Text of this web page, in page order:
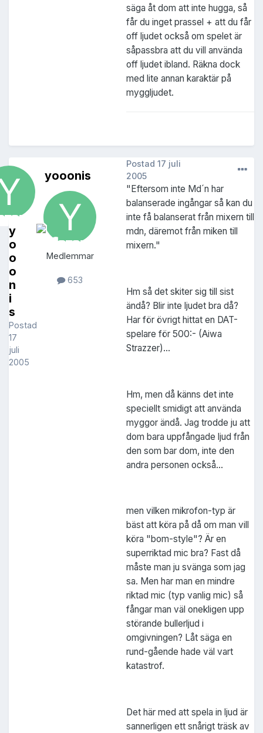
säga åt dom att inte hugga, så
får du inget prassel + att du får
off ljudet också om spelet är
såpassbra att du vill använda
off ljudet ibland. Räkna dock
med lite annan karaktär på
myggljudet.
y
o
o
o
n
i
s
Postad
17
juli
2005
yooonis
Medlemmar
653
Postad 17 juli
2005
"Eftersom inte Md´n har
balanserade ingångar så kan du
inte få balanserat från mixern till
mdn, däremot från miken till
mixern."
Hm så det skiter sig till sist
ändå? Blir inte ljudet bra då?
Har för övrigt hittat en DAT-
spelare för 500:- (Aiwa
Strazzer)...
Hm, men då känns det inte
speciellt smidigt att använda
myggor ändå. Jag trodde ju att
dom bara uppfångade ljud från
den som bar dom, inte den
andra personen också...
men vilken mikrofon-typ är
bäst att köra på då om man vill
köra "bom-style"? Är en
superriktad mic bra? Fast då
måste man ju svänga som jag
sa. Men har man en mindre
riktad mic (typ vanlig mic) så
fångar man väl onekligen upp
störande bullerljud i
omgivningen? Låt säga en
rund-gående hade väl vart
katastrof.
Det här med att spela in ljud är
sannerligen ett snårigt träsk av